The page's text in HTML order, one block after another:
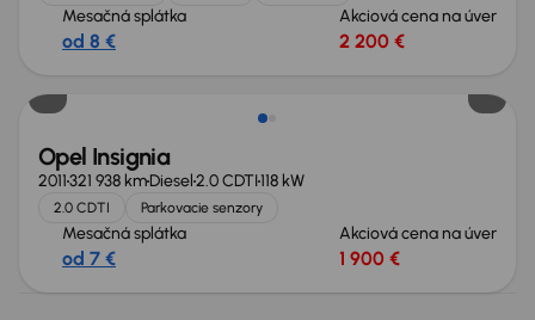
Mesačná splátka
od 8 €
Akciová cena na úver
2 200 €
Opel Insignia
2011321 938 kmDiesel2.0 CDTI118 kW
2.0 CDTI Parkovacie senzory
Mesačná splátka
od 7 €
Akciová cena na úver
1 900 €